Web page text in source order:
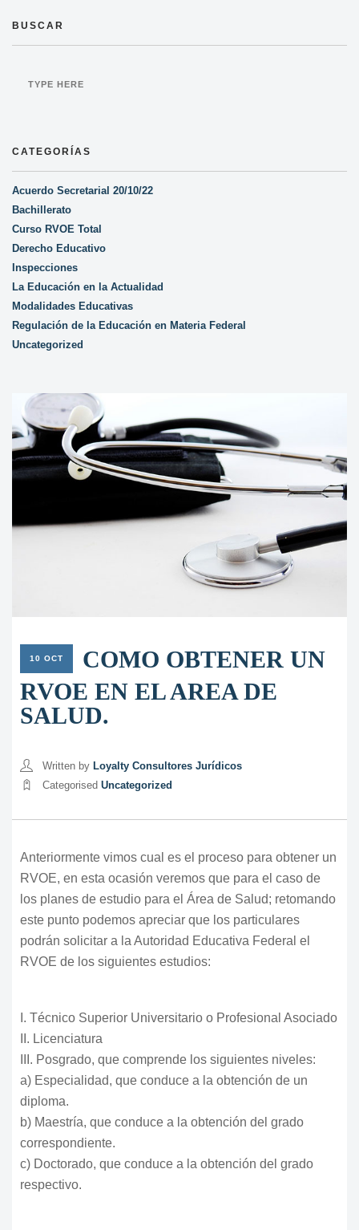
BUSCAR
CATEGORÍAS
Acuerdo Secretarial 20/10/22
Bachillerato
Curso RVOE Total
Derecho Educativo
Inspecciones
La Educación en la Actualidad
Modalidades Educativas
Regulación de la Educación en Materia Federal
Uncategorized
10 OCT
COMO OBTENER UN
RVOE EN EL AREA DE
SALUD.
Written by Loyalty Consultores Jurídicos
Categorised Uncategorized
Anteriormente vimos cual es el proceso para obtener un
RVOE, en esta ocasión veremos que para el caso de
los planes de estudio para el Área de Salud; retomando
este punto podemos apreciar que los particulares
podrán solicitar a la Autoridad Educativa Federal el
RVOE de los siguientes estudios:
I. Técnico Superior Universitario o Profesional Asociado
II. Licenciatura
III. Posgrado, que comprende los siguientes niveles:
a) Especialidad, que conduce a la obtención de un
diploma.
b) Maestría, que conduce a la obtención del grado
correspondiente.
c) Doctorado, que conduce a la obtención del grado
respectivo.